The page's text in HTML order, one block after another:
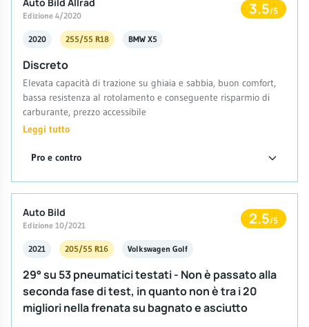
Auto Bild Allrad
Edizione 4/2020 3.5/5
2020 255/55 R18 BMW X5
Discreto
Elevata capacità di trazione su ghiaia e sabbia, buon comfort,
bassa resistenza al rotolamento e conseguente risparmio di
carburante, prezzo accessibile
Leggi tutto
Pro e contro
Auto Bild
Edizione 10/2021 2.5/5
2021 205/55 R16 Volkswagen Golf
29° su 53 pneumatici testati - Non è passato alla
seconda fase di test, in quanto non è tra i 20
migliori nella frenata su bagnato e asciutto